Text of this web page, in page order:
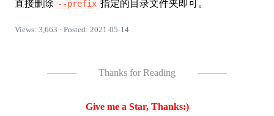
直接删除 --prefix 指定的目录文件夹即可。
Views: 3,663 · Posted: 2021-05-14
——— Thanks for Reading ———
Give me a Star, Thanks:)